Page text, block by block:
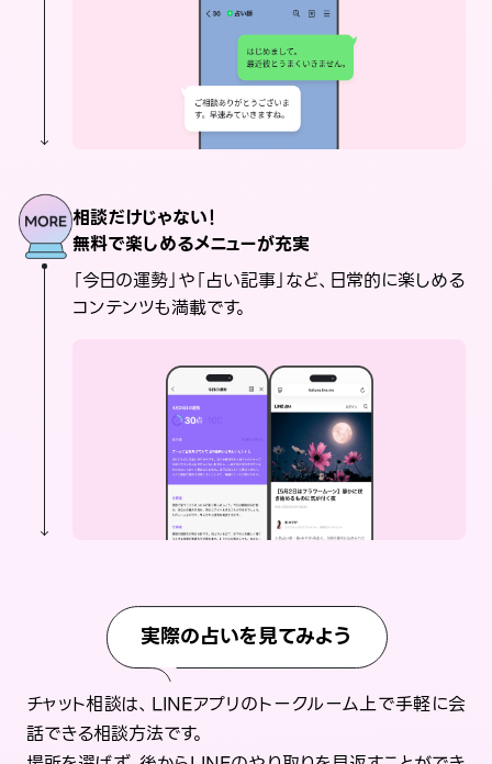
相談だけじゃない！
無料で楽しめるメニューが充実
「今日の運勢」や「占い記事」など、日常的に楽しめる
コンテンツも満載です。
実際の占いを見てみよう
チャット相談は、LINEアプリのトークルーム上で手軽に会
話できる相談方法です。